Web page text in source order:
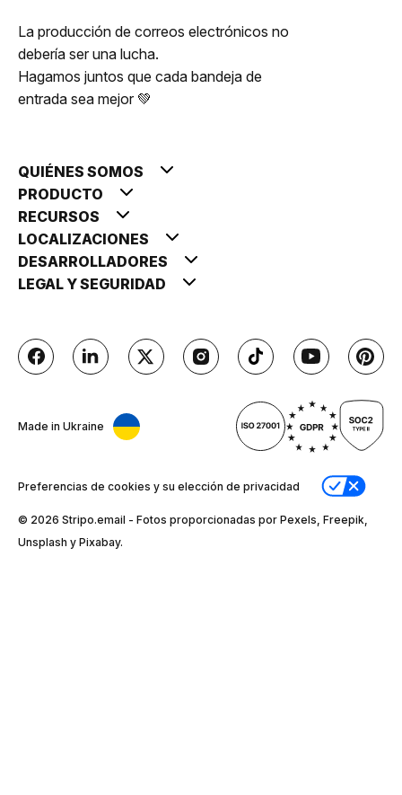
La producción de correos electrónicos no
debería ser una lucha.
Hagamos juntos que cada bandeja de
entrada sea mejor 💚
QUIÉNES SOMOS
PRODUCTO
RECURSOS
LOCALIZACIONES
DESARROLLADORES
LEGAL Y SEGURIDAD
Made in Ukraine
Preferencias de cookies y su elección de privacidad
© 2026 Stripо.email - Fotos proporcionadas por Pexels, Freepik,
Unsplash y Pixabay.